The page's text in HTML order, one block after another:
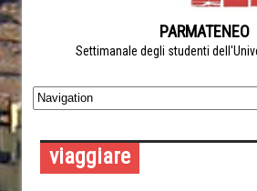
PARMATENEO
Settimanale degli studenti
viaggiare